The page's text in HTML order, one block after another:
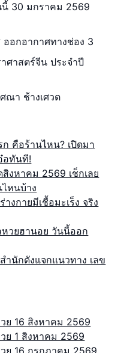
นี้ 30 มกราคม 2569
ออกอากาศทางช่อง 3
ศาสตร์จีน ประจำปี
ณา ช้างเศวต
คือร้านไหน? เปิดมา
อทันที!
งหาคม 2569 เช็กเลย
หนบ้าง
กายมีเชื้อมะเร็ง จริง
วยฮานอย วันนี้ออก
ำนักดังแจกแนวทาง เลข
ย 16 สิงหาคม 2569
ย 1 สิงหาคม 2569